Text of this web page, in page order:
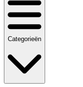
Categorieën